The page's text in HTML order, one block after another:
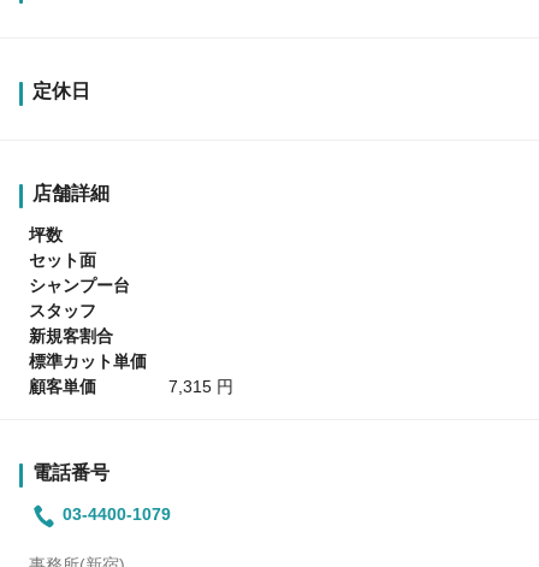
定休日
店舗詳細
坪数
セット面
シャンプー台
スタッフ
新規客割合
標準カット単価
顧客単価
7,315 円
電話番号
03-4400-1079